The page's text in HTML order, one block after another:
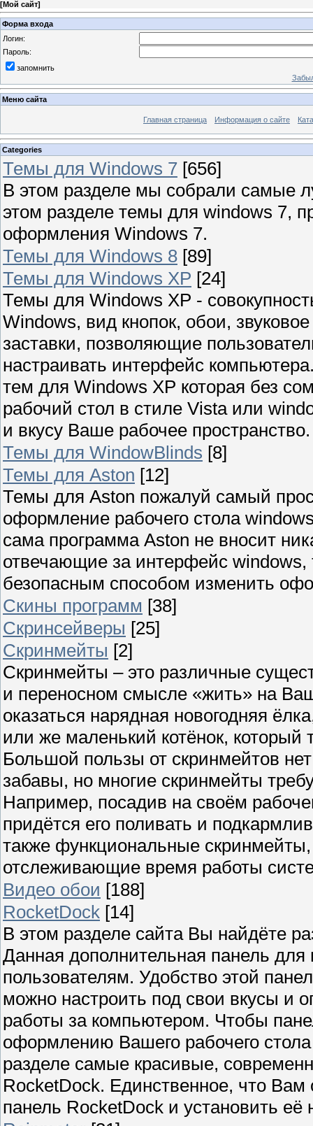
[Мой сайт]
Форма входа
Логин:
Пароль:
запомнить
Меню сайта
Главная страница Информация о сайте
Categories
Темы для Windows 7 [656]
В этом разделе мы собрали самые
этом разделе темы для windows 7,
оформления Windows 7.
Темы для Windows 8 [89]
Темы для Windows XP [24]
Темы для Windows XP -
Windows, вид кнопок, обои,
заставки, позволяющие
настраивать интерфейс
тем для Windows XP которая без
рабочий стол в стиле Vista или
и вкусу Ваше рабочее пространство.
Темы для WindowBlinds [8]
Темы для Aston [12]
Темы для Aston пожалуй самый
оформление рабочего стола
сама программа Aston не вносит
отвечающие за интерфейс
безопасным способом изменить
Скины программ [38]
Скринсейверы [25]
Скринмейты [2]
Скринмейты – это различные
и переносном смысле «жить» на
оказаться нарядная новогодняя
или же маленький котёнок, который
Большой пользы от скринмейтов
забавы, но многие скринмейты
Например, посадив на своём
придётся его поливать и
также функциональные
отслеживающие время работы
Видео обои [188]
RocketDock [14]
В этом разделе сайта Вы найдёте
Данная дополнительная панель для
пользователям. Удобство этой
можно настроить под свои вкусы и
работы за компьютером. Чтобы
оформлению Вашего рабочего
разделе самые красивые,
RocketDock. Единственное, что
панель RocketDock и установить